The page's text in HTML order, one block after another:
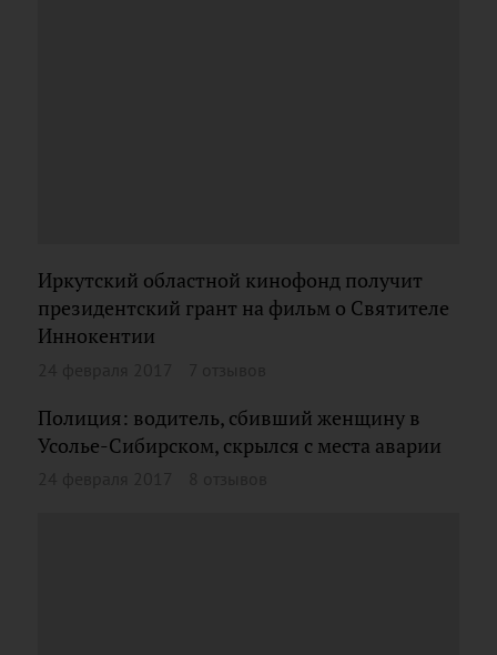
Иркутский областной кинофонд получит
президентский грант на фильм о Святителе
Иннокентии
Полиция: водитель, сбивший женщину в
Усолье-Сибирском, скрылся с места аварии